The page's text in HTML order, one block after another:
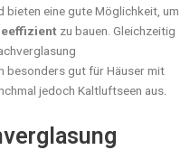
bieten eine gute Möglichkeit, um
zu bauen. Gleichzeitig
besonders gut für Häuser mit
jedoch Kaltluftseen aus.